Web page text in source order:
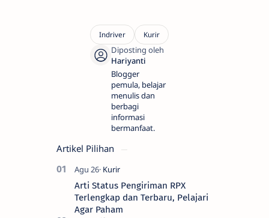
Blogger
pemula, belajar
menulis dan
berbagi
informasi
bermanfaat.
Artikel Pilihan
Arti Status Pengiriman RPX
Terlengkap dan Terbaru, Pelajari
Agar Paham